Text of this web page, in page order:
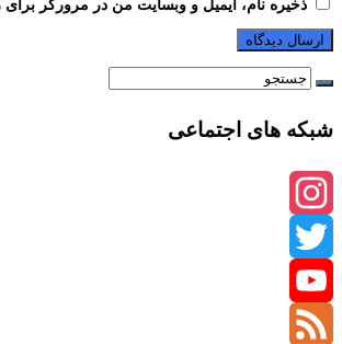
ذخیره نام، ایمیل و وبسایت من در مرورگر
شبکه های اجتماعی
Instagram
Twitter
YouTube